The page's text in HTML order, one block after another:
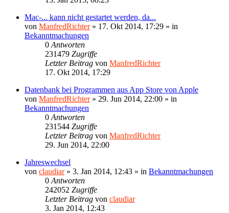
Mac-... kann nicht gestartet werden, da...
von ManfredRichter» 17. Okt 2014, 17:29 » in
Bekanntmachungen
0 Antworten
231479 Zugriffe
Letzter Beitrag von ManfredRichter
17. Okt 2014, 17:29
Datenbank bei Programmen aus App Store von Apple
von ManfredRichter» 29. Jun 2014, 22:00 » in
Bekanntmachungen
0 Antworten
231544 Zugriffe
Letzter Beitrag von ManfredRichter
29. Jun 2014, 22:00
Jahreswechsel
von claudiar» 3. Jan 2014, 12:43 » in Bekanntmachungen
0 Antworten
242052 Zugriffe
Letzter Beitrag von claudiar
3. Jan 2014, 12:43